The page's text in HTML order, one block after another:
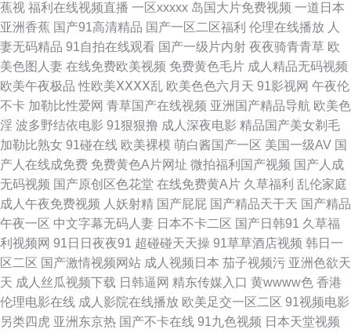
费观看岛国视频 影音先锋福利精品 亚洲的免费操逼网视频 91色超碰 91成人
免费电影院 91传媒精品 伊人色色 91污网站 午夜激情网站入口 中日韩日日
亚洲五月天偷拍 亚洲一卡久173 伊人久久艹 亚洲影音先锋素人 91美女网站
91夫妻大香蕉 91视频9999 91老司机视频 91n免费处女在 91国产熟女 91浏
览网页版豆花 91系列在线视频 91青娱乐在线观看 91国产高清视频 国产天天
骚 老司机操逼网站 久久肏狠狠肏视频 久久草大香蕉Av网 精品成人电影 欧美
一级720p 欧美性行为网站 男女互操高清无码 老司机精品无码AV 三级另类激
情 日韩精品第6 日韩12345区 日本人妻丝袜 亚洲涩涩免费 亚洲性爱视频 亚
蕉视 福利在线视频直播 一区xxxxx 岛国大片免费视频 一道日本
亚洲香蕉 国产91高清精品 国产一区二区福利 伦理在线播放 人
妻无码精品 91自拍在线观看 国产一级片内射 夜夜骑青青草 欧
美色图人妻 在线免费欧美视频 免费黄色毛片 成人精品无码视频
欧美午夜极品 性欧美ⅩⅩⅩⅩ乱 欧美色色六月天 91影视网 午夜伦
不卡 加勒比性爱网 青草国产在线视频 亚洲国产精品导航 欧美色
淫 波多野结依电影 91狠狠撸 成人深夜电影 精品国产美女剃毛
加勒比熟女 91碰在线 欧美裸模 萌白酱国产一区 美国一级AV 国
产人在线成免费 免费黄色A片网址 微拍福利国产视频 国产人成
无码视频 国产原创区色花堂 在线免费黄A片 久草福利 乱伦家庭
成人午夜免费视频 人妖射精 国产屁屁 国产精品天干天 国产精品
午夜一区 中文字幕无码人妻 日本不卡二区 国产日韩91 久草福
利视频网 91日日夜夜91 超碰碰天天操 91草草酒店视频 韩日一
区二区 国产激情视频网站 成人视频日本 茄子视频污 亚洲色欲天
天 成人丝瓜视频下载 日韩逼网 精东传媒入口 黄wwww色 香港
伦理电影在线 成人影院在线播放 欧美足交一区二区 91视频电影
另类四虎 亚洲东京热 国产不卡在线 91九色视频 日本天堂视频